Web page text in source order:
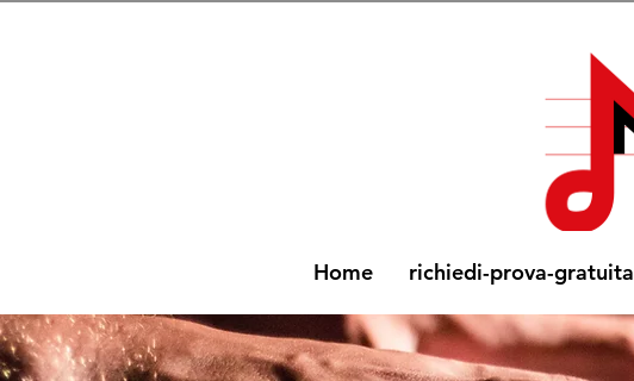
Home richiedi-prova-gratuita